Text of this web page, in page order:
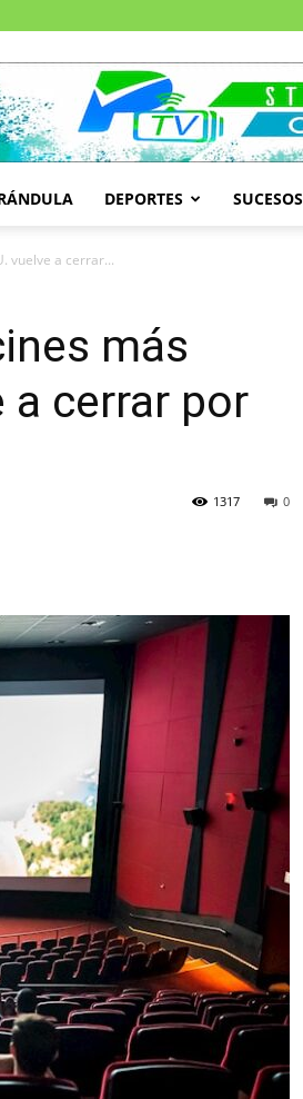
DEPORTES SUCESOS
vuelve a cerrar...
más
a cerrar por
0
1317